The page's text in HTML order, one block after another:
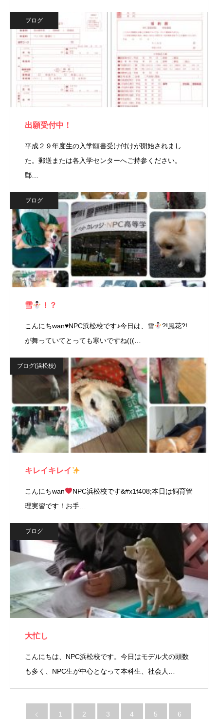
ブログ
出願受付中！
平成２９年度生の入学願書受け付けが開始されまし
た。郵送または各入学センターへご持参ください。
郵…
ブログ
雪 ！？
こんにちwan♥NPC浜松校です♪今日は、雪
?!風花?!
が舞っていてとっても寒いですね(((…
ブログ(浜松校)
キレイキレイ
こんにちwan
NPC浜松校です&#x1f408;本日は飼育管
理実習です！お手…
ブログ
大忙し
こんにちは、NPC浜松校です。今日はモデル犬の頭数
も多く、NPC生が中心となって本科生、社会人…
1 2 3 4 5 6